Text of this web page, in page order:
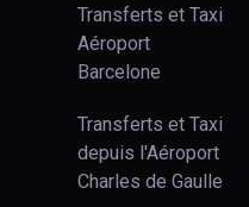
Transferts et Taxi
Aéroport
Barcelone
Transferts et Taxi
depuis l'Aéroport
Charles de Gaulle